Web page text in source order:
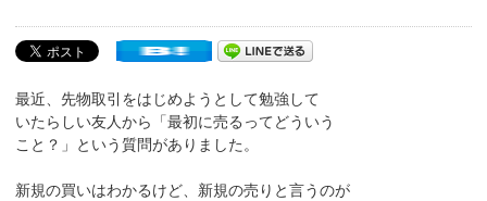
最近、先物取引をはじめようとして勉強して
いたらしい友人から「最初に売るってどういう
こと？」という質問がありました。
新規の買いはわかるけど、新規の売りと言うのが